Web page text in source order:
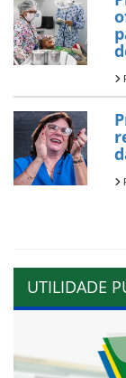
UTILIDADE